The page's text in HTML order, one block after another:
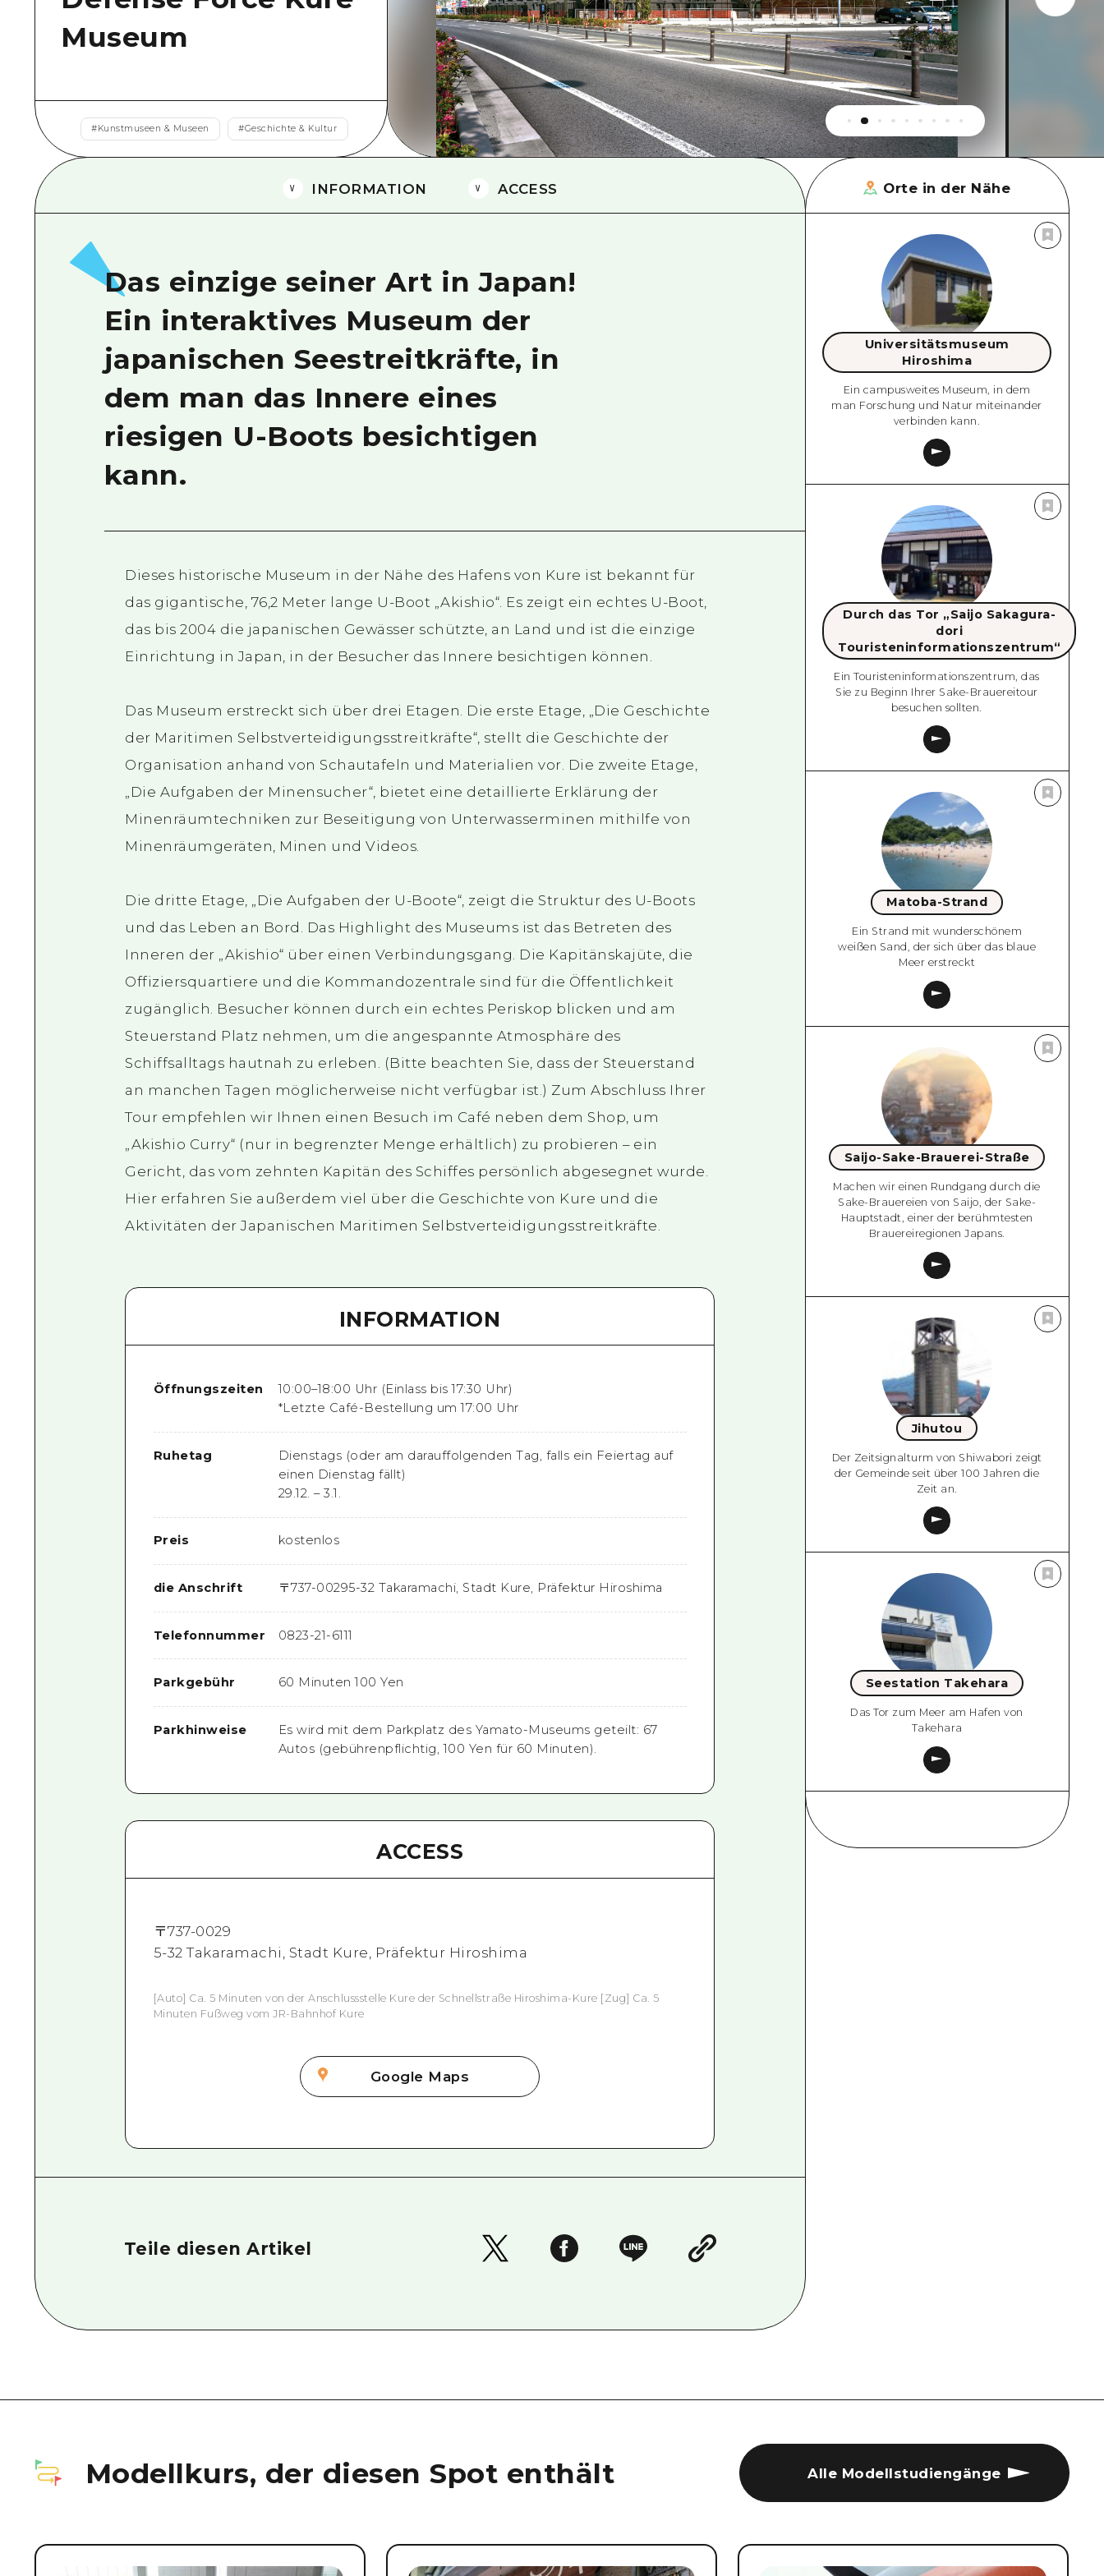
Östliches Yamaguchi
Ehime
Shimane
Museum
#Kunstmuseen & Museen #Geschichte & Kultur
INFORMATION ACCESS
Das einzige seiner Art in Japan!
Ein interaktives Museum der
japanischen Seestreitkräfte, in
dem man das Innere eines
riesigen U-Boots besichtigen
kann.
Dieses historische Museum in der Nähe des Hafens von Kure ist bekannt für
das gigantische, 76,2 Meter lange U-Boot „Akishio“. Es zeigt ein echtes U-Boot,
das bis 2004 die japanischen Gewässer schützte, an Land und ist die einzige
Einrichtung in Japan, in der Besucher das Innere besichtigen können.
Das Museum erstreckt sich über drei Etagen. Die erste Etage, „Die Geschichte
der Maritimen Selbstverteidigungsstreitkräfte“, stellt die Geschichte der
Organisation anhand von Schautafeln und Materialien vor. Die zweite Etage,
„Die Aufgaben der Minensucher“, bietet eine detaillierte Erklärung der
Minenräumtechniken zur Beseitigung von Unterwasserminen mithilfe von
Minenräumgeräten, Minen und Videos.
Die dritte Etage, „Die Aufgaben der U-Boote“, zeigt die Struktur des U-Boots
und das Leben an Bord. Das Highlight des Museums ist das Betreten des
Inneren der „Akishio“ über einen Verbindungsgang. Die Kapitänskajüte, die
Offiziersquartiere und die Kommandozentrale sind für die Öffentlichkeit
zugänglich. Besucher können durch ein echtes Periskop blicken und am
Steuerstand Platz nehmen, um die angespannte Atmosphäre des
Schiffsalltags hautnah zu erleben. (Bitte beachten Sie, dass der Steuerstand
an manchen Tagen möglicherweise nicht verfügbar ist.) Zum Abschluss Ihrer
Tour empfehlen wir Ihnen einen Besuch im Café neben dem Shop, um
„Akishio Curry“ (nur in begrenzter Menge erhältlich) zu probieren – ein
Gericht, das vom zehnten Kapitän des Schiffes persönlich abgesegnet wurde.
Hier erfahren Sie außerdem viel über die Geschichte von Kure und die
Aktivitäten der Japanischen Maritimen Selbstverteidigungsstreitkräfte.
INFORMATION
Öffnungszeiten
10:00–18:00 Uhr (Einlass bis 17:30 Uhr)
*Letzte Café-Bestellung um 17:00 Uhr
Ruhetag
Dienstags (oder am darauffolgenden Tag, falls ein Feiertag auf
einen Dienstag fällt)
29.12. – 3.1.
Preis kostenlos
die Anschrift 〒737-00295-32 Takaramachi, Stadt Kure, Präfektur Hiroshima
Telefonnummer 0823-21-6111
Parkgebühr 60 Minuten 100 Yen
Parkhinweise
Es wird mit dem Parkplatz des Yamato-Museums geteilt: 67
Autos (gebührenpflichtig, 100 Yen für 60 Minuten).
ACCESS
〒737-0029
5-32 Takaramachi, Stadt Kure, Präfektur Hiroshima
[Auto] Ca. 5 Minuten von der Anschlussstelle Kure der Schnellstraße Hiroshima-Kure [Zug] Ca. 5
Minuten Fußweg vom JR-Bahnhof Kure
Google Maps
Teile diesen Artikel
Orte in der Nähe
Universitätsmuseum
Hiroshima
Ein campusweites Museum, in dem
man Forschung und Natur miteinander
verbinden kann.
Durch das Tor „Saijo Sakagura-
dori
Touristeninformationszentrum“
Ein Touristeninformationszentrum, das
Sie zu Beginn Ihrer Sake-Brauereitour
besuchen sollten.
Matoba-Strand
Ein Strand mit wunderschönem
weißen Sand, der sich über das blaue
Meer erstreckt
Saijo-Sake-Brauerei-Straße
Machen wir einen Rundgang durch die
Sake-Brauereien von Saijo, der Sake-
Hauptstadt, einer der berühmtesten
Brauereiregionen Japans.
Jihutou
Der Zeitsignalturm von Shiwabori zeigt
der Gemeinde seit über 100 Jahren die
Zeit an.
Seestation Takehara
Das Tor zum Meer am Hafen von
Takehara
Modellkurs, der diesen Spot enthält Alle Modellstudiengänge